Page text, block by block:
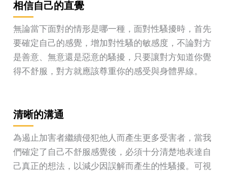
相信自己的直覺
無論當下面對的情形是哪一種，面對性騷擾時，首先
要確定自己的感覺，增加對性騷的敏感度，不論對方
是善意、無意還是惡意的騷擾，只要讓對方知道你覺
得不舒服，對方就應該尊重你的感受與身體界線。
清晰的溝通
為遏止加害者繼續侵犯他人而產生更多受害者，當我
們確定了自己不舒服感覺後，必須十分清楚地表達自
己真正的想法，以減少因誤解而產生的性騷擾。可視